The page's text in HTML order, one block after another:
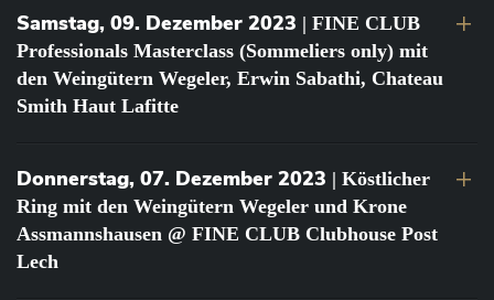
Samstag, 09. Dezember 2023 | FINE CLUB
Professionals Masterclass (Sommeliers only) mit
den Weingütern Wegeler, Erwin Sabathi, Chateau
Smith Haut Lafitte
Donnerstag, 07. Dezember 2023 | Köstlicher
Ring mit den Weingütern Wegeler und Krone
Assmannshausen @ FINE CLUB Clubhouse Post
Lech